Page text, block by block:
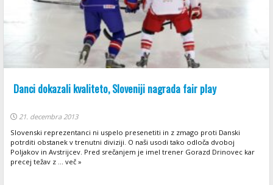
Danci dokazali kvaliteto, Sloveniji nagrada fair play
21. decembra 2013
Slovenski reprezentanci ni uspelo presenetiti in z zmago proti Danski
potrditi obstanek v trenutni diviziji. O naši usodi tako odloča dvoboj
Poljakov in Avstrijcev. Pred srečanjem je imel trener Gorazd Drinovec kar
precej težav z ... več »